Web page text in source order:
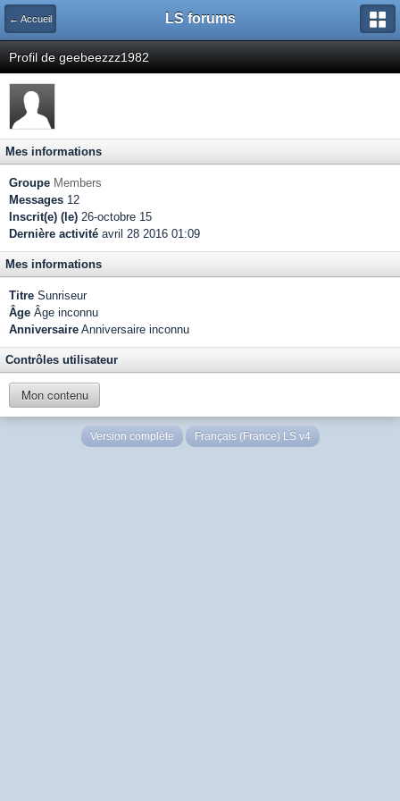
← Accueil LS forums
Profil de geebeezzz1982
Mes informations
Groupe Members
Messages 12
Inscrit(e) (le) 26-octobre 15
Dernière activité avril 28 2016 01:09
Mes informations
Titre Sunriseur
Âge Âge inconnu
Anniversaire Anniversaire inconnu
Contrôles utilisateur
Mon contenu
Version complète Français (France) LS v4